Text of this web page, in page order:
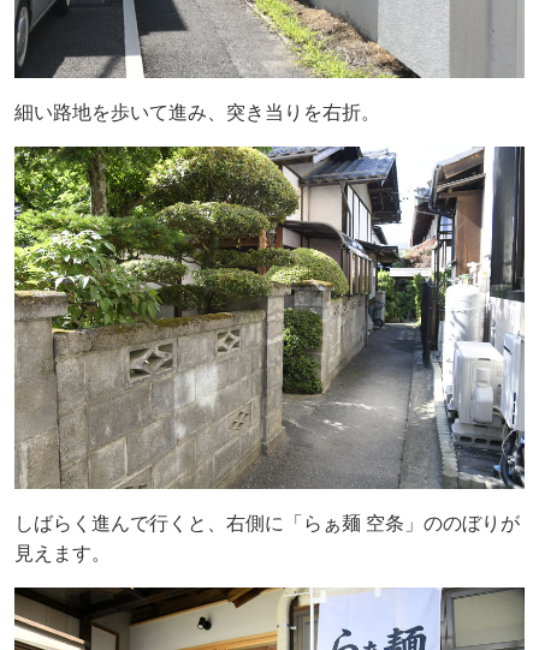
細い路地を歩いて進み、突き当りを右折。
しばらく進んで行くと、右側に「らぁ麺 空条」ののぼりが
見えます。